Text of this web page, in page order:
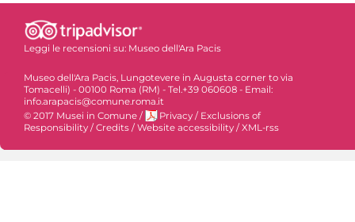
Leggi le recensioni su: Museo dell'Ara Pacis
Museo dell'Ara Pacis, Lungotevere in Augusta corner to via
Tomacelli) - 00100 Roma (RM) - Tel.+39 060608 - Email:
info.arapacis@comune.roma.it
© 2017 Musei in Comune / Privacy / Exclusions of
Responsibility /Credits /Website accessibility /XML-rss